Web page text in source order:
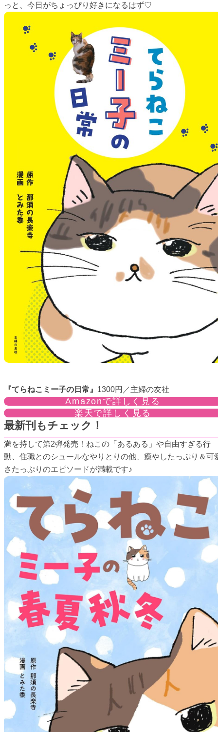
っと、今日がちょっぴり好きになるはず♡
『てらねこミー子の日常』 1300円／主婦の友社
Amazonで詳しく見る
楽天で詳しく見る
最新刊もチェック！
満を持して第2弾発売！ねこの「あるある」や自由すぎる行
動、住職とのシュールなやりとりの他、癒やしたっぷり＆可
さたっぷりのエピソードが満載です♪